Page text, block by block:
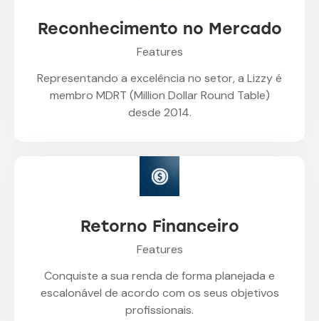
Reconhecimento no Mercado
Features
Representando a excelência no setor, a Lizzy é
membro MDRT (Million Dollar Round Table)
desde 2014.
Retorno Financeiro
Features
Conquiste a sua renda de forma planejada e
escalonável de acordo com os seus objetivos
profissionais.